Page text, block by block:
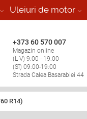
Uleiuri de motor
+373 60 570 007
Magazin online
(L-V) 9:00 - 19:00
(Sî) 09:00-19:00
Strada Calea Basarabiei 44
R14)